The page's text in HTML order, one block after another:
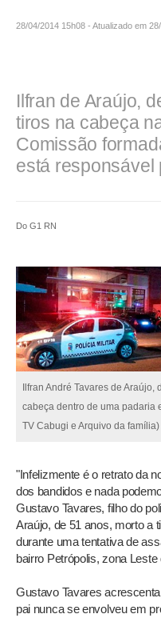
28/04/2014 15h08 - Atualizado em
Ilfran de Araújo,
tiros na cabeça
Comissão
está responsável
Do G1 RN
Ilfran André Tavares de
cabeça dentro de uma padaria
TV Cabugi e Arquivo da família)
"Infelizmente é o retrato da
dos bandidos e nada
Gustavo Tavares, filho do
Araújo, de 51 anos, morto a
durante uma tentativa de
bairro Petrópolis, zona Leste
Gustavo Tavares
pai nunca se envolveu em